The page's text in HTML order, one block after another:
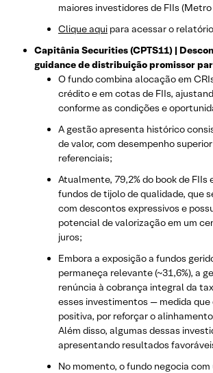
maiores investidores de FIIs (Metro
Clique aqui para acessar o
Capitânia Securities (CPTS11) |
guidance de distribuição promissor
O fundo combina alocação em
crédito e em cotas de FIIs,
conforme as condições e
A gestão apresenta histórico
de valor, com desempenho
referenciais;
Atualmente, 79,2% do book de FIIs
fundos de tijolo de qualidade, que
com descontos expressivos e
potencial de valorização em um
juros;
Embora a exposição a fundos
permaneça relevante (~31,6%), a
renúncia à cobrança integral da
esses investimentos — medida que
positiva, por reforçar o
Além disso, algumas dessas
apresentando resultados
No momento, o fundo negocia